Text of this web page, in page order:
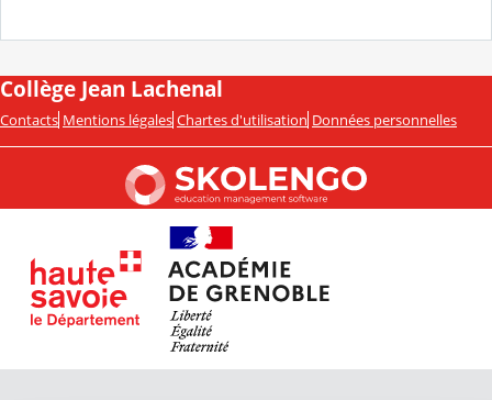
Collège Jean Lachenal
Contacts Mentions légales Chartes d'utilisation Données personnelles